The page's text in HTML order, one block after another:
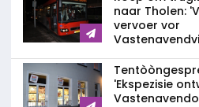
naar Tholen:
vervoer vor
'Ekspezisie